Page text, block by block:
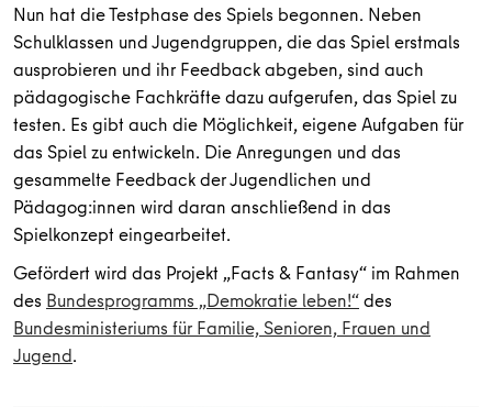
Nun hat die Testphase des Spiels begonnen. Neben
Schulklassen und Jugendgruppen, die das Spiel erstmals
ausprobieren und ihr Feedback abgeben, sind auch
pädagogische Fachkräfte dazu aufgerufen, das Spiel zu
testen. Es gibt auch die Möglichkeit, eigene Aufgaben für
das Spiel zu entwickeln. Die Anregungen und das
gesammelte Feedback der Jugendlichen und
Pädagog:innen wird daran anschließend in das
Spielkonzept eingearbeitet.
Gefördert wird das Projekt „Facts & Fantasy“ im Rahmen
des Bundesprogramms „Demokratie leben!“des
Bundesministeriums für Familie, Senioren, Frauen und
Jugend.